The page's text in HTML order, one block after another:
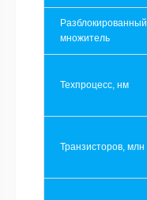
Разблокированный
множитель
Техпроцесс, нм
Транзисторов, млн